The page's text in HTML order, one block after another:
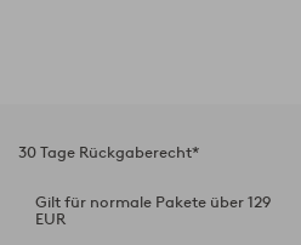
30 Tage Rückgaberecht*
Gilt für normale Pakete über 129
EUR